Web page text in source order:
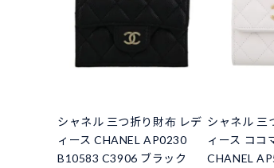
シャネル 三つ折り財布 レデ
ィース CHANEL AP0230
B10583 C3906 ブラック
シャネル 三
ィース ココ
CHANEL